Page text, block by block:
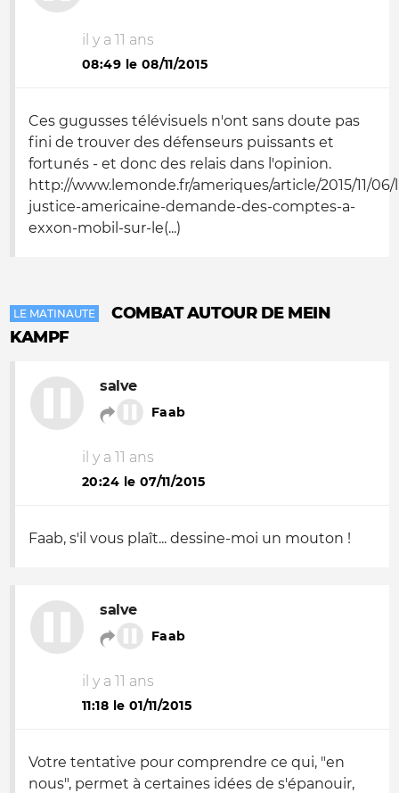
il y a 11 ans
08:49 le 08/11/2015
Ces gugusses télévisuels n'ont sans doute pas
fini de trouver des défenseurs puissants et
fortunés - et donc des relais dans l'opinion.
http://www.lemonde.fr/ameriques/article/2015/11/06/
justice-americaine-demande-des-comptes-a-
exxon-mobil-sur-le(...)
LE MATINAUTE
COMBAT AUTOUR DE MEIN
KAMPF
salve
Faab
il y a 11 ans
20:24 le 07/11/2015
Faab, s'il vous plaît... dessine-moi un mouton !
salve
Faab
il y a 11 ans
11:18 le 01/11/2015
Votre tentative pour comprendre ce qui, "en
nous", permet à certaines idées de s'épanouir,